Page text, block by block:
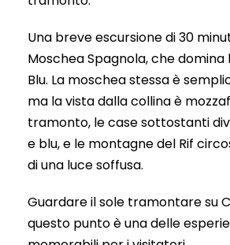
Una breve escursione di 30
Moschea Spagnola, che domina
Blu. La moschea stessa è
ma la vista dalla collina è
tramonto, le case sottostanti
e blu, e le montagne del Rif
di una luce soffusa.
Guardare il sole tramontare su
questo punto è una delle